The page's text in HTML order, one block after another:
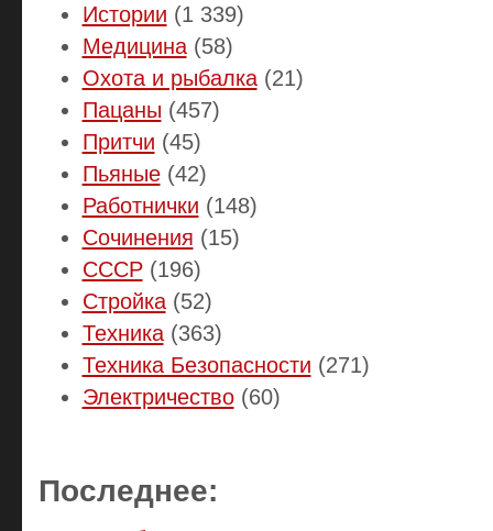
Истории (1 339)
Медицина(58)
Охота и рыбалка(21)
Пацаны (457)
Притчи (45)
Пьяные(42)
Работнички (148)
Сочинения (15)
СССР(196)
Стройка(52)
Техника(363)
Техника Безопасности (271)
Электричество(60)
Последнее: